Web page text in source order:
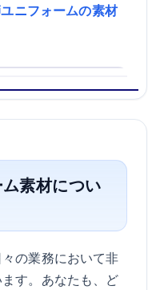
ニフォームの素材
素材につい
の業務において非
す。あなたも、ど